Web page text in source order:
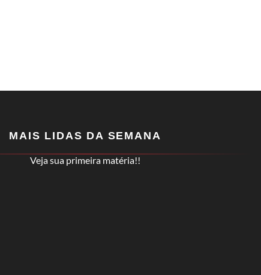
MAIS LIDAS DA SEMANA
Veja sua primeira matéria!!